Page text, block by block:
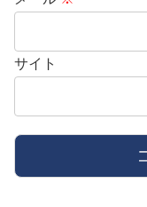
サイト